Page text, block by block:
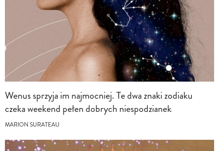
Wenus sprzyja im najmocniej. Te dwa znaki zodiaku
czeka weekend pełen dobrych niespodzianek
MARION SURATEAU